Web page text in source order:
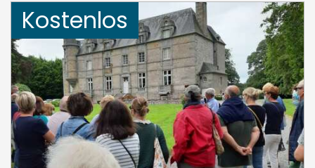
Kostenlos